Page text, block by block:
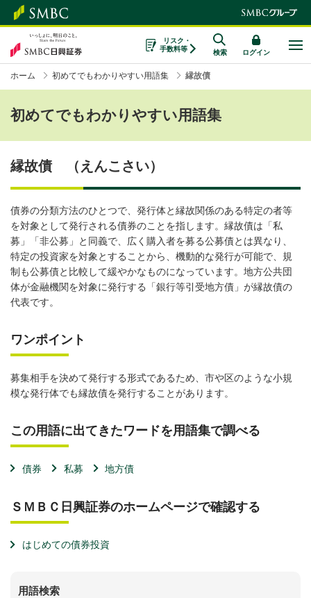
リスク・
手数料等
検索 ログイン
ホーム 初めてでもわかりやすい用語集 縁故債
初めてでもわかりやすい用語集
縁故債 （えんこさい）
債券の分類方法のひとつで、発行体と縁故関係のある特定の者等
を対象として発行される債券のことを指します。縁故債は「私
募」「非公募」と同義で、広く購入者を募る公募債とは異なり、
特定の投資家を対象とすることから、機動的な発行が可能で、規
制も公募債と比較して緩やかなものになっています。地方公共団
体が金融機関を対象に発行する「銀行等引受地方債」が縁故債の
代表です。
ワンポイント
募集相手を決めて発行する形式であるため、市や区のような小規
模な発行体でも縁故債を発行することがあります。
この用語に出てきたワードを用語集で調べる
債券 私募 地方債
ＳＭＢＣ日興証券のホームページで確認する
はじめての債券投資
用語検索